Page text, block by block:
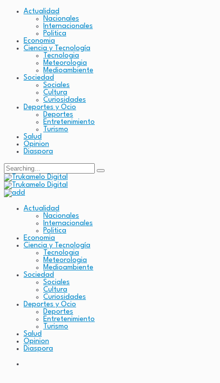
Actualidad
Nacionales
Internacionales
Politica
Economia
Ciencia y Tecnología
Tecnologia
Meteorologia
Medioambiente
Sociedad
Sociales
Cultura
Curiosidades
Deportes y Ocio
Deportes
Entretenimiento
Turismo
Salud
Opinion
Diaspora
Search
for:
Actualidad
Nacionales
Internacionales
Politica
Economia
Ciencia y Tecnología
Tecnologia
Meteorologia
Medioambiente
Sociedad
Sociales
Cultura
Curiosidades
Deportes y Ocio
Deportes
Entretenimiento
Turismo
Salud
Opinion
Diaspora